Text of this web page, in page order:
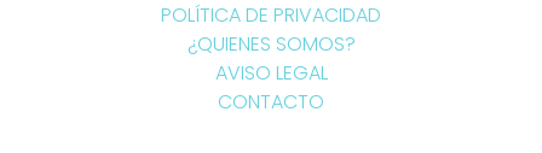
POLÍTICA DE PRIVACIDAD
¿QUIENES SOMOS?
AVISO LEGAL
CONTACTO